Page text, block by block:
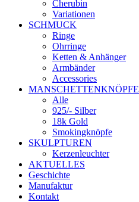
Cherubin
Variationen
SCHMUCK
Ringe
Ohrringe
Ketten & Anhänger
Armbänder
Accessories
MANSCHETTENKNÖPFE
Alle
925/- Silber
18k Gold
Smokingknöpfe
SKULPTUREN
Kerzenleuchter
AKTUELLES
Geschichte
Manufaktur
Kontakt